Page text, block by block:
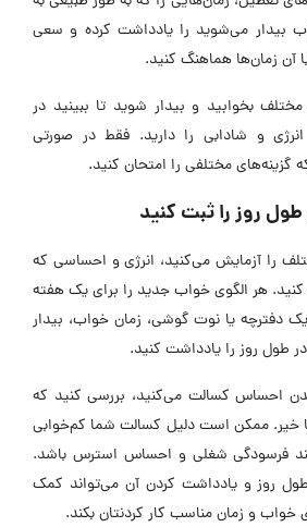
بیدار می‌شوید را یادداشت کرده و سعی
آن زمان‌ها هماهنگ کنید.
بخوابید و بیدار شوید تا ببینید در
و شادابی را دارید. فقط در صورتی
مختلفی را امتحان کنید.
روز را ثبت کنید
را آزمایش می‌کنید، انرژی و احساسی که
کنید. هر الگوی خواب جدید را برای یک هفته
دفترچه یا نوت گوشی، زمان خواب، بیدار
طول روز را یادداشت کنید.
احساس کسالت می‌کنید، بررسی کنید که
خیر. ممکن است دلیل کسالت شما کم‌خوابی
فرسودگی شغلی و احساس استرس باشد.
روز و یادداشت کردن آن می‌تواند کمک
خواب و زمان مناسب کار کردنتان بکند.